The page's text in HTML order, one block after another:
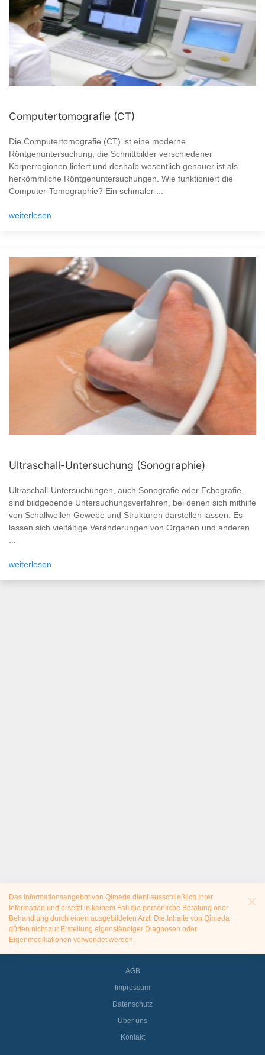
Computertomografie (CT)
Die Computertomografie (CT) ist eine moderne
Röntgenuntersuchung, die Schnittbilder verschiedener
Körperregionen liefert und deshalb wesentlich genauer ist als
herkömmliche Röntgenuntersuchungen. Wie funktioniert die
Computer-Tomographie? Ein schmaler ...
weiterlesen
Ultraschall-Untersuchung (Sonographie)
Ultraschall-Untersuchungen, auch Sonografie oder Echografie,
sind bildgebende Untersuchungsverfahren, bei denen sich mithilfe
von Schallwellen Gewebe und Strukturen darstellen lassen. Es
lassen sich vielfältige Veränderungen von Organen und anderen
...
weiterlesen
Das Informationsangebot von Qimeda dient ausschließlich Ihrer
Information und ersetzt in keinem Fall die persönliche Beratung oder
Behandlung durch einen ausgebildeten Arzt. Die Inhalte von Qimeda
dürfen nicht zur Erstellung eigenständiger Diagnosen oder
Eigenmedikationen verwendet werden.
AGB
Impressum
Datenschutz
Über uns
Kontakt